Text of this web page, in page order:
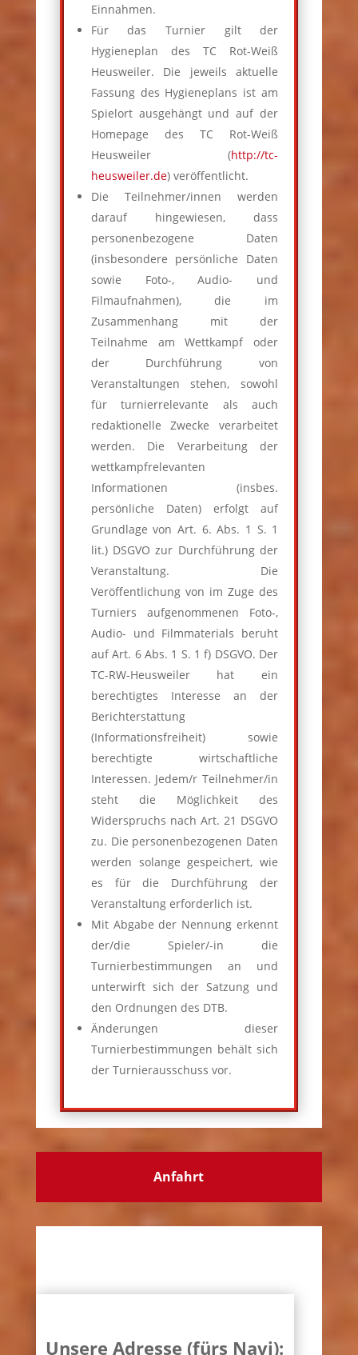
Einnahmen.
Für das Turnier gilt der
Hygieneplan des TC Rot-Weiß
Heusweiler. Die jeweils aktuelle
Fassung des Hygieneplans ist am
Spielort ausgehängt und auf der
Homepage des TC Rot-Weiß
Heusweiler (http://tc-
heusweiler.de) veröffentlicht.
Die Teilnehmer/innen werden
darauf hingewiesen, dass
personenbezogene Daten
(insbesondere persönliche Daten
sowie Foto-, Audio- und
Filmaufnahmen), die im
Zusammenhang mit der
Teilnahme am Wettkampf oder
der Durchführung von
Veranstaltungen stehen, sowohl
für turnierrelevante als auch
redaktionelle Zwecke verarbeitet
werden. Die Verarbeitung der
wettkampfrelevanten
Informationen (insbes.
persönliche Daten) erfolgt auf
Grundlage von Art. 6. Abs. 1 S. 1
lit.) DSGVO zur Durchführung der
Veranstaltung. Die
Veröffentlichung von im Zuge des
Turniers aufgenommenen Foto-,
Audio- und Filmmaterials beruht
auf Art. 6 Abs. 1 S. 1 f) DSGVO. Der
TC-RW-Heusweiler hat ein
berechtigtes Interesse an der
Berichterstattung
(Informationsfreiheit) sowie
berechtigte wirtschaftliche
Interessen. Jedem/r Teilnehmer/in
steht die Möglichkeit des
Widerspruchs nach Art. 21 DSGVO
zu. Die personenbezogenen Daten
werden solange gespeichert, wie
es für die Durchführung der
Veranstaltung erforderlich ist.
Mit Abgabe der Nennung erkennt
der/die Spieler/-in die
Turnierbestimmungen an und
unterwirft sich der Satzung und
den Ordnungen des DTB.
Änderungen dieser
Turnierbestimmungen behält sich
der Turnierausschuss vor.
Anfahrt
Unsere Adresse (fürs Navi):